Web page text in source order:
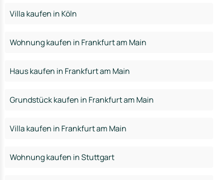
Villa kaufen in Köln
Wohnung kaufen in Frankfurt am Main
Haus kaufen in Frankfurt am Main
Grundstück kaufen in Frankfurt am Main
Villa kaufen in Frankfurt am Main
Wohnung kaufen in Stuttgart